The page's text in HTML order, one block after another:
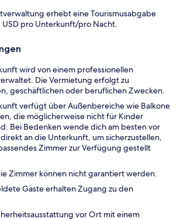
erhebt eine Tourismusabgabe
USD pro Unterkunft/pro Nacht.
wird von einem professionellen
Die Vermietung erfolgt zu
geschäftlichen oder beruflichen Zwecken.
verfügt über Außenbereiche wie Balkone
die möglicherweise nicht für Kinder
Bei Bedenken wende dich am besten vor
an die Unterkunft, um sicherzustellen,
Zimmer zur Verfügung gestellt
Zimmer können nicht garantiert werden.
Gäste erhalten Zugang zu den
vor Ort mit einem